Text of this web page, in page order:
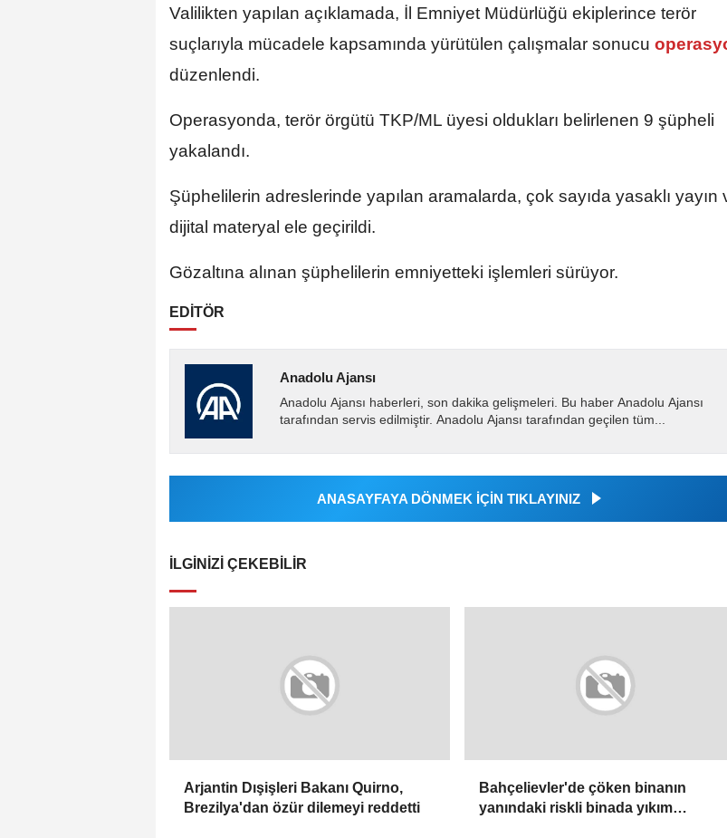
Valilikten yapılan açıklamada, İl Emniyet Müdürlüğü ekiplerince terör
suçlarıyla mücadele kapsamında yürütülen çalışmalar sonucu
düzenlendi.
Operasyonda, terör örgütü TKP/ML üyesi oldukları belirlenen 9 şüpheli
yakalandı.
Şüphelilerin adreslerinde yapılan aramalarda, çok sayıda yasaklı yayın
dijital materyal ele geçirildi.
Gözaltına alınan şüphelilerin emniyetteki işlemleri sürüyor.
EDİTÖR
Anadolu Ajansı
Anadolu Ajansı haberleri, son dakika gelişmeleri. Bu haber Anadolu Ajansı
tarafından servis edilmiştir. Anadolu Ajansı tarafından geçilen tüm...
ANASAYFAYA DÖNMEK İÇİN TIKLAYINIZ
İLGINIZI ÇEKEBILIR
Arjantin Dışişleri Bakanı Quirno,
Brezilya'dan özür dilemeyi reddetti
Bahçelievler'de çöken binanın
yanındaki riskli binada yıkım